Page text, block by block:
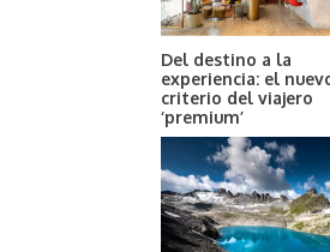
Del destino a la
experiencia: el
criterio del viajero
‘premium’